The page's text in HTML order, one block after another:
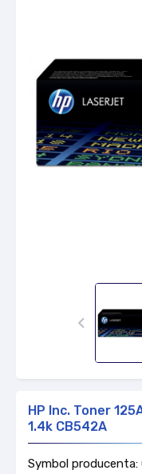

HP Inc. Toner
1.4k CB542A
Symbol producenta: